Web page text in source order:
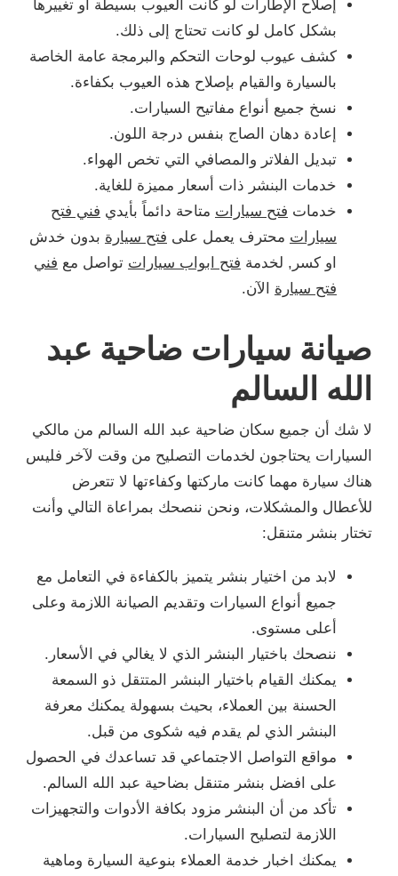
إصلاح الإطارات لو كانت العيوب بسيطة أو تغييرها
بشكل كامل لو كانت تحتاج إلى ذلك.
كشف عيوب لوحات التحكم والبرمجة عامة الخاصة
بالسيارة والقيام بإصلاح هذه العيوب بكفاءة.
نسخ جميع أنواع مفاتيح السيارات.
إعادة دهان الصاج بنفس درجة اللون.
تبديل الفلاتر والمصافي التي تخص الهواء.
خدمات البنشر ذات أسعار مميزة للغاية.
خدمات فتح سيارات متاحة دائماً بأيدي فني فتح
سيارات محترف يعمل على فتح سيارة بدون خدش
او كسر, لخدمة فتح ابواب سيارات تواصل مع فني
فتح سيارة الآن.
صيانة سيارات ضاحية عبد
الله السالم
لا شك أن جميع سكان ضاحية عبد الله السالم من مالكي
السيارات يحتاجون لخدمات التصليح من وقت لآخر فليس
هناك سيارة مهما كانت ماركتها وكفاءتها لا تتعرض
للأعطال والمشكلات، ونحن ننصحك بمراعاة التالي وأنت
تختار بنشر متنقل:
لابد من اختيار بنشر يتميز بالكفاءة في التعامل مع
جميع أنواع السيارات وتقديم الصيانة اللازمة وعلى
أعلى مستوى.
ننصحك باختيار البنشر الذي لا يغالي في الأسعار.
يمكنك القيام باختيار البنشر المتتقل ذو السمعة
الحسنة بين العملاء، بحيث بسهولة يمكنك معرفة
البنشر الذي لم يقدم فيه شكوى من قبل.
مواقع التواصل الاجتماعي قد تساعدك في الحصول
على افضل بنشر متنقل بضاحية عبد الله السالم.
تأكد من أن البنشر مزود بكافة الأدوات والتجهيزات
اللازمة لتصليح السيارات.
يمكنك اخبار خدمة العملاء بنوعية السيارة وماهية